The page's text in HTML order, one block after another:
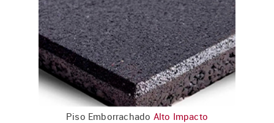
Piso Emborrachado Alto Impacto